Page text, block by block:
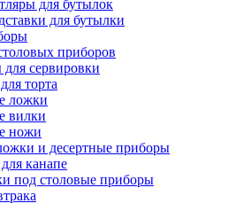
для бутылок
для бутылки
приборов
сервировки
торта
ложки
вилки
ножи
и десертные приборы
канапе
под столовые приборы